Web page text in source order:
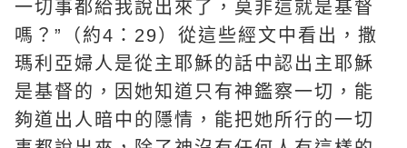
一切事都給我說出來了，莫非這就是基督
嗎？”（約4：29）從這些經文中看出，撒
瑪利亞婦人是從主耶穌的話中認出主耶穌
是基督的，因她知道只有神鑑察一切，能
夠道出人暗中的隱情，能把她所行的一切